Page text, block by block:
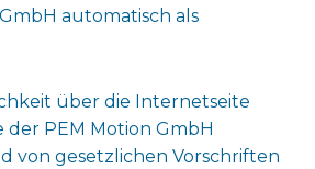
automatisch als
über die Internetseite
der PEM Motion GmbH
von gesetzlichen Vorschriften